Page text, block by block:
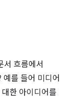
서 흐름에서
를 들어 미디어
한 아이디어를